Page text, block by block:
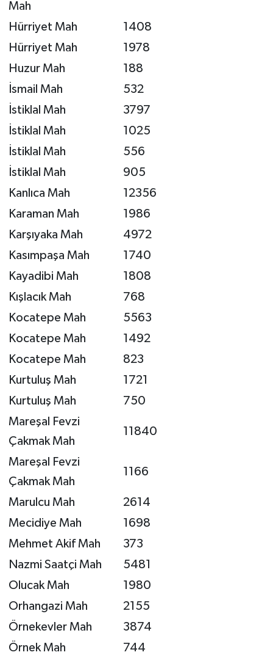
Mah
Hürriyet Mah
1408
Hürriyet Mah
1978
Huzur Mah
188
İsmail Mah
532
İstiklal Mah
3797
İstiklal Mah
1025
İstiklal Mah
556
İstiklal Mah
905
Kanlıca Mah
12356
Karaman Mah
1986
Karşıyaka Mah
4972
Kasımpaşa Mah
1740
Kayadibi Mah
1808
Kışlacık Mah
768
Kocatepe Mah
5563
Kocatepe Mah
1492
Kocatepe Mah
823
Kurtuluş Mah
1721
Kurtuluş Mah
750
Mareşal Fevzi
Çakmak Mah
11840
Mareşal Fevzi
Çakmak Mah
1166
Marulcu Mah
2614
Mecidiye Mah
1698
Mehmet Akif Mah
373
Nazmi Saatçi Mah
5481
Olucak Mah
1980
Orhangazi Mah
2155
Örnekevler Mah
3874
Örnek Mah
744